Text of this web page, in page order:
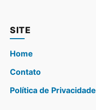
SITE
Home
Contato
Política de Privacidade